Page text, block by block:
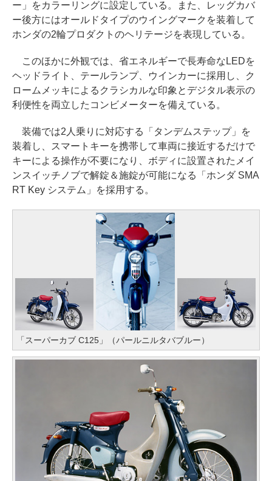
ー」をカラーリングに設定している。また、レッグカバ
ー後方にはオールドタイプのウイングマークを装着して
ホンダの2輪プロダクトのヘリテージを表現している。
このほかに外観では、省エネルギーで長寿命なLEDを
ヘッドライト、テールランプ、ウインカーに採用し、ク
ロームメッキによるクラシカルな印象とデジタル表示の
利便性を両立したコンビメーターを備えている。
装備では2人乗りに対応する「タンデムステップ」を
装着し、スマートキーを携帯して車両に接近するだけで
キーによる操作が不要になり、ボディに設置されたメイ
ンスイッチノブで解錠＆施錠が可能になる「ホンダ SMA
RT Key システム」を採用する。
「スーパーカブ C125」（パールニルタバブルー）